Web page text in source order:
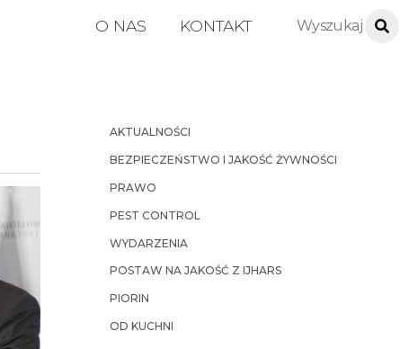
O NAS KONTAKT
AKTUALNOŚCI
BEZPIECZEŃSTWO I JAKOŚĆ ŻYWNOŚCI
PRAWO
PEST CONTROL
WYDARZENIA
POSTAW NA JAKOŚĆ Z IJHARS
PIORIN
OD KUCHNI